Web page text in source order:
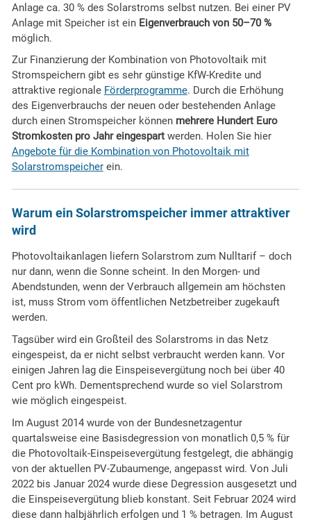
Anlage ca. 30 % des Solarstroms selbst nutzen. Bei einer PV
Anlage mit Speicher ist ein Eigenverbrauch von 50–70 %
möglich.
Zur Finanzierung der Kombination von Photovoltaik mit
Stromspeichern gibt es sehr günstige KfW-Kredite und
attraktive regionale Förderprogramme. Durch die Erhöhung
des Eigenverbrauchs der neuen oder bestehenden Anlage
durch einen Stromspeicher können mehrere Hundert Euro
Stromkosten pro Jahr eingespartwerden. Holen Sie hier
Angebote für die Kombination von Photovoltaik mit
Solarstromspeicherein.
Warum ein Solarstromspeicher immer attraktiver
wird
Photovoltaikanlagen liefern Solarstrom zum Nulltarif – doch
nur dann, wenn die Sonne scheint. In den Morgen- und
Abendstunden, wenn der Verbrauch allgemein am höchsten
ist, muss Strom vom öffentlichen Netzbetreiber zugekauft
werden.
Tagsüber wird ein Großteil des Solarstroms in das Netz
eingespeist, da er nicht selbst verbraucht werden kann. Vor
einigen Jahren lag die Einspeisevergütung noch bei über 40
Cent pro kWh. Dementsprechend wurde so viel Solarstrom
wie möglich eingespeist.
Im August 2014 wurde von der Bundesnetzagentur
quartalsweise eine Basisdegression von monatlich 0,5 % für
die Photovoltaik-Einspeisevergütung festgelegt, die abhängig
von der aktuellen PV-Zubaumenge, angepasst wird. Von Juli
2022 bis Januar 2024 wurde diese Degression ausgesetzt und
die Einspeisevergütung blieb konstant. Seit Februar 2024 wird
diese dann halbjährlich erfolgen und 1 % betragen. Im August